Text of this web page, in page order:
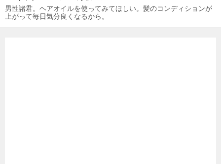
男性諸君。ヘアオイルを使ってみてほしい。髪のコンディションが
上がって毎日気分良くなるから。